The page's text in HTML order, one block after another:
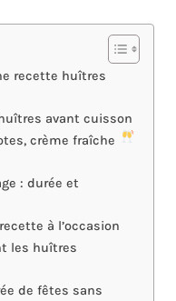
recette huîtres
avant cuisson
crème fraîche
: durée et
à l’occasion
les huîtres
de fêtes sans